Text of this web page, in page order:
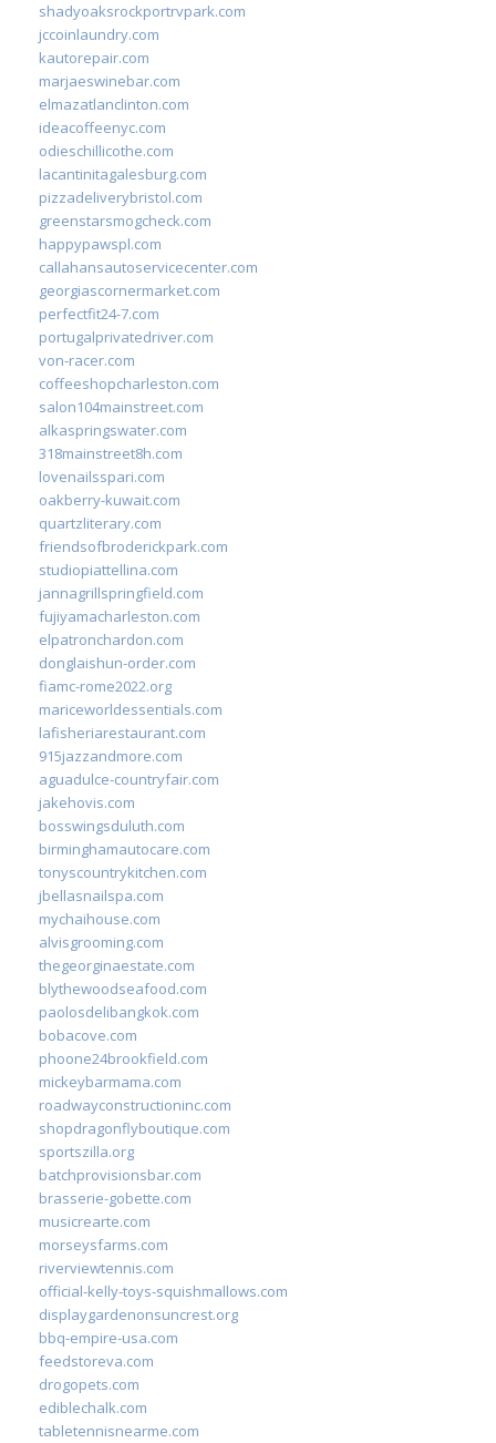
shadyoaksrockportrvpark.com
jccoinlaundry.com
kautorepair.com
marjaeswinebar.com
elmazatlanclinton.com
ideacoffeenyc.com
odieschillicothe.com
lacantinitagalesburg.com
pizzadeliverybristol.com
greenstarsmogcheck.com
happypawspl.com
callahansautoservicecenter.com
georgiascornermarket.com
perfectfit24-7.com
portugalprivatedriver.com
von-racer.com
coffeeshopcharleston.com
salon104mainstreet.com
alkaspringswater.com
318mainstreet8h.com
lovenailsspari.com
oakberry-kuwait.com
quartzliterary.com
friendsofbroderickpark.com
studiopiattellina.com
jannagrillspringfield.com
fujiyamacharleston.com
elpatronchardon.com
donglaishun-order.com
fiamc-rome2022.org
mariceworldessentials.com
lafisheriarestaurant.com
915jazzandmore.com
aguadulce-countryfair.com
jakehovis.com
bosswingsduluth.com
birminghamautocare.com
tonyscountrykitchen.com
jbellasnailspa.com
mychaihouse.com
alvisgrooming.com
thegeorginaestate.com
blythewoodseafood.com
paolosdelibangkok.com
bobacove.com
phoone24brookfield.com
mickeybarmama.com
roadwayconstructioninc.com
shopdragonflyboutique.com
sportszilla.org
batchprovisionsbar.com
brasserie-gobette.com
musicrearte.com
morseysfarms.com
riverviewtennis.com
official-kelly-toys-squishmallows.com
displaygardenonsuncrest.org
bbq-empire-usa.com
feedstoreva.com
drogopets.com
ediblechalk.com
tabletennisnearme.com